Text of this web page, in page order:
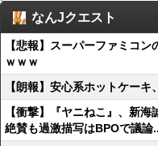
なんJクエスト
【悲報】スーパーファミコ
ｗｗｗ
【朗報】安心系ホットケー
【衝撃】『ヤニねこ』、新
絶賛も過激描写はBPOで議論